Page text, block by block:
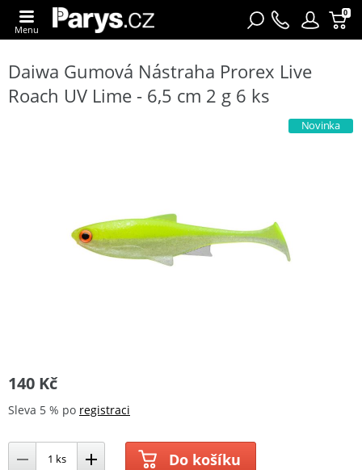
0
Menu
Daiwa Gumová Nástraha Prorex Live
Roach UV Lime - 6,5 cm 2 g 6 ks
Novinka
140 Kč
Sleva 5 % po registraci
Do košíku